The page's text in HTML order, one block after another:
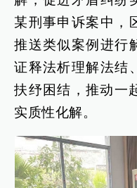
某刑事申诉案中，
推送类似案例进行
证释法析理解法结
扶纾困结，推动一
实质性化解。